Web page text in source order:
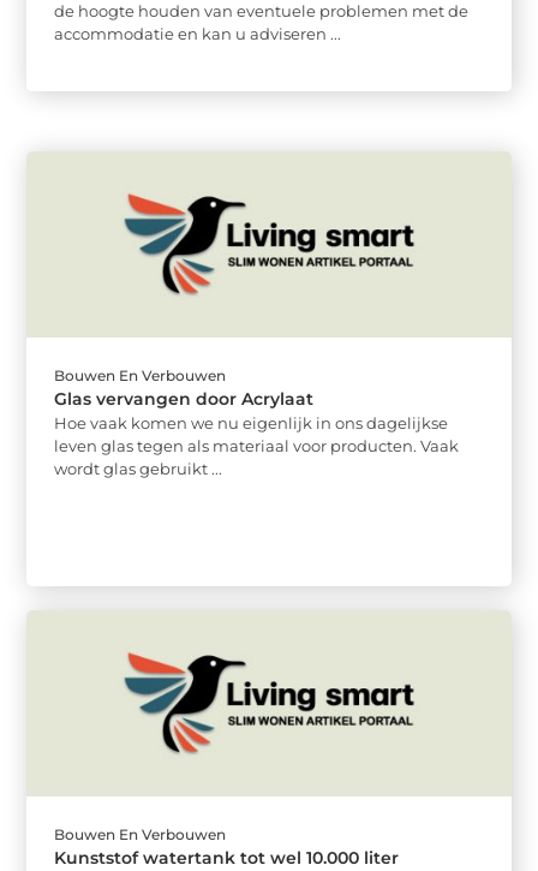
de hoogte houden van eventuele problemen met de
accommodatie en kan u adviseren ...
Bouwen En Verbouwen
Glas vervangen door Acrylaat
Hoe vaak komen we nu eigenlijk in ons dagelijkse
leven glas tegen als materiaal voor producten. Vaak
wordt glas gebruikt ...
Bouwen En Verbouwen
Kunststof watertank tot wel 10.000 liter